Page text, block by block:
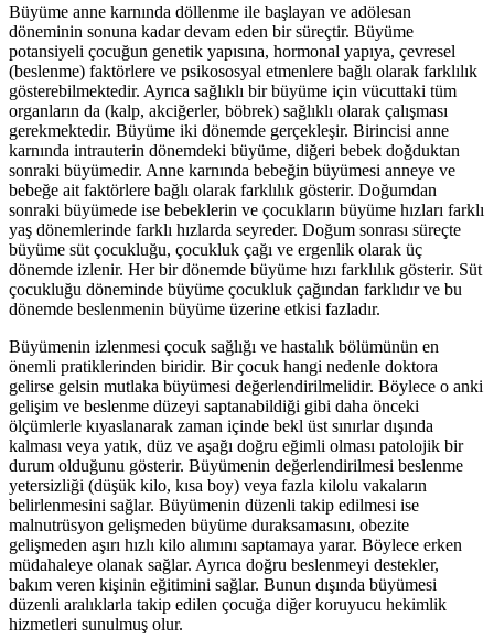
Büyüme anne karnında döllenme ile başlayan ve adölesan
döneminin sonuna kadar devam eden bir süreçtir. Büyüme
potansiyeli çocuğun genetik yapısına, hormonal yapıya, çevresel
(beslenme) faktörlere ve psikososyal etmenlere bağlı olarak farklılık
gösterebilmektedir. Ayrıca sağlıklı bir büyüme için vücuttaki tüm
organların da (kalp, akciğerler, böbrek) sağlıklı olarak çalışması
gerekmektedir. Büyüme iki dönemde gerçekleşir. Birincisi anne
karnında intrauterin dönemdeki büyüme, diğeri bebek doğduktan
sonraki büyümedir. Anne karnında bebeğin büyümesi anneye ve
bebeğe ait faktörlere bağlı olarak farklılık gösterir. Doğumdan
sonraki büyümede ise bebeklerin ve çocukların büyüme hızları farklı
yaş dönemlerinde farklı hızlarda seyreder. Doğum sonrası süreçte
büyüme süt çocukluğu, çocukluk çağı ve ergenlik olarak üç
dönemde izlenir. Her bir dönemde büyüme hızı farklılık gösterir. Süt
çocukluğu döneminde büyüme çocukluk çağından farklıdır ve bu
dönemde beslenmenin büyüme üzerine etkisi fazladır.
Büyümenin izlenmesi çocuk sağlığı ve hastalık bölümünün en
önemli pratiklerinden biridir. Bir çocuk hangi nedenle doktora
gelirse gelsin mutlaka büyümesi değerlendirilmelidir. Böylece o anki
gelişim ve beslenme düzeyi saptanabildiği gibi daha önceki
ölçümlerle kıyaslanarak zaman içinde bekl üst sınırlar dışında
kalması veya yatık, düz ve aşağı doğru eğimli olması patolojik bir
durum olduğunu gösterir. Büyümenin değerlendirilmesi beslenme
yetersizliği (düşük kilo, kısa boy) veya fazla kilolu vakaların
belirlenmesini sağlar. Büyümenin düzenli takip edilmesi ise
malnutrüsyon gelişmeden büyüme duraksamasını, obezite
gelişmeden aşırı hızlı kilo alımını saptamaya yarar. Böylece erken
müdahaleye olanak sağlar. Ayrıca doğru beslenmeyi destekler,
bakım veren kişinin eğitimini sağlar. Bunun dışında büyümesi
düzenli aralıklarla takip edilen çocuğa diğer koruyucu hekimlik
hizmetleri sunulmuş olur.